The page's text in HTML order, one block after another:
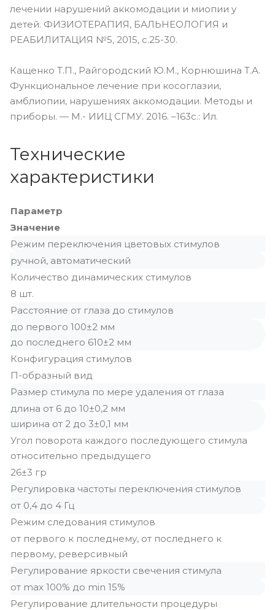
лечении нарушений аккомодации и миопии у
детей. ФИЗИОТЕРАПИЯ, БАЛЬНЕОЛОГИЯ и
РЕАБИЛИТАЦИЯ №5, 2015, с.25-30.
Кащенко Т.П., Райгородский Ю.М., Корнюшина Т.А.
Функциональное лечение при косоглазии,
амблиопии, нарушениях аккомодации. Методы и
приборы. — М.- ИИЦ СГМУ. 2016. –163с.: Ил.
Технические
характеристики
Параметр
Значение
Режим переключения цветовых стимулов
ручной, автоматический
Количество динамических стимулов
8 шт.
Расстояние от глаза до стимулов
до первого 100±2 мм
до последнего 610±2 мм
Конфигурация стимулов
П-образный вид
Размер стимула по мере удаления от глаза
длина от 6 до 10±0,2 мм
ширина от 2 до 3±0,1 мм
Угол поворота каждого последующего стимула
относительно предыдущего
26±3 гр
Регулировка частоты переключения стимулов
от 0,4 до 4 Гц
Режим следования стимулов
от первого к последнему, от последнего к
первому, реверсивный
Регулирование яркости свечения стимула
от max 100% до min 15%
Регулирование длительности процедуры